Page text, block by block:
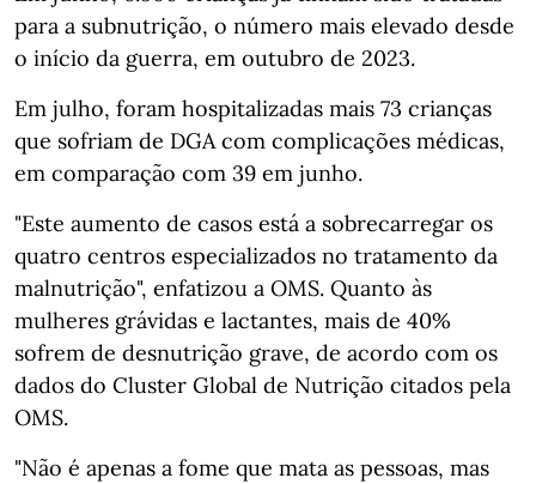
para a subnutrição, o número mais elevado desde
o início da guerra, em outubro de 2023.
Em julho, foram hospitalizadas mais 73 crianças
que sofriam de DGA com complicações médicas,
em comparação com 39 em junho.
"Este aumento de casos está a sobrecarregar os
quatro centros especializados no tratamento da
malnutrição", enfatizou a OMS. Quanto às
mulheres grávidas e lactantes, mais de 40%
sofrem de desnutrição grave, de acordo com os
dados do Cluster Global de Nutrição citados pela
OMS.
"Não é apenas a fome que mata as pessoas, mas